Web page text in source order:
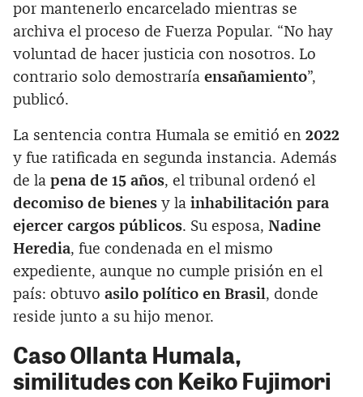
por mantenerlo encarcelado mientras se
archiva el proceso de Fuerza Popular. “No hay
voluntad de hacer justicia con nosotros. Lo
contrario solo demostraría ensañamiento”,
publicó.
La sentencia contra Humala se emitió en 2022
y fue ratificada en segunda instancia. Además
de la pena de 15 años, el tribunal ordenó el
decomiso de bienes y la inhabilitación para
ejercer cargos públicos. Su esposa, Nadine
Heredia, fue condenada en el mismo
expediente, aunque no cumple prisión en el
país: obtuvo asilo político en Brasil , donde
reside junto a su hijo menor.
Caso Ollanta Humala,
similitudes con Keiko Fujimori